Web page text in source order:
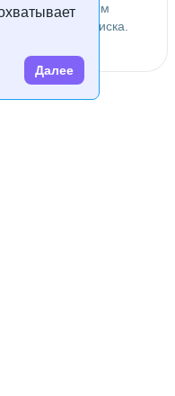
Далее
по заданным
условия поиска.